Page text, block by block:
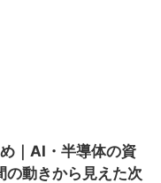
｜AI・半導体の資
の動きから見えた次